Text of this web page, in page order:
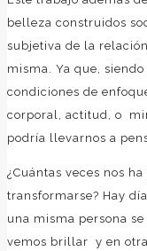
belleza construidos
subjetiva de la
misma. Ya que,
condiciones de
corporal, actitud, o
podría llevarnos a
¿Cuántas veces nos
transformarse? Hay
una misma persona
vemos brillar y en